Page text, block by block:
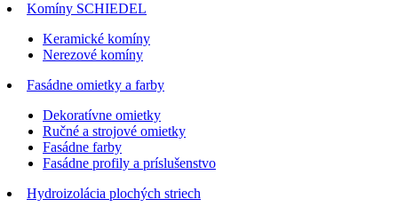
Komíny SCHIEDEL
Keramické komíny
Nerezové komíny
Fasádne omietky a farby
Dekoratívne omietky
Ručné a strojové omietky
Fasádne farby
Fasádne profily a príslušenstvo
Hydroizolácia plochých striech